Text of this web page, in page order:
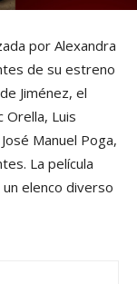
por Alexandra
de su estreno
Jiménez, el
Orella, Luis
Manuel Poga,
La película
elenco diverso